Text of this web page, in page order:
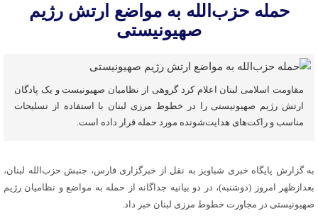
حمله حزب‌الله به مواضع ارتش رژیم
صهیونیستی
مقاومت اسلامی لبنان اعلام کرد گروهی از نظامیان صهیونیست و یک پادگان
ارتش رژیم صهیونیستی را در خطوط مرزی لبنان با استفاده از تسلیحات
مناسب و راکت‌های هدایت‌شونده مورد حمله قرار داده است.
به گزارش پایگاه خبری شباویز به نقل از خبرگزاری فارس، جنبش حزب‌الله لبنان،
بعدازظهر امروز (دوشنبه)، در دو بیانیه جداگانه از حمله به مواضع و نظامیان رژیم
صهیونیستی در مجاورت خطوط مرزی لبنان خبر داد.